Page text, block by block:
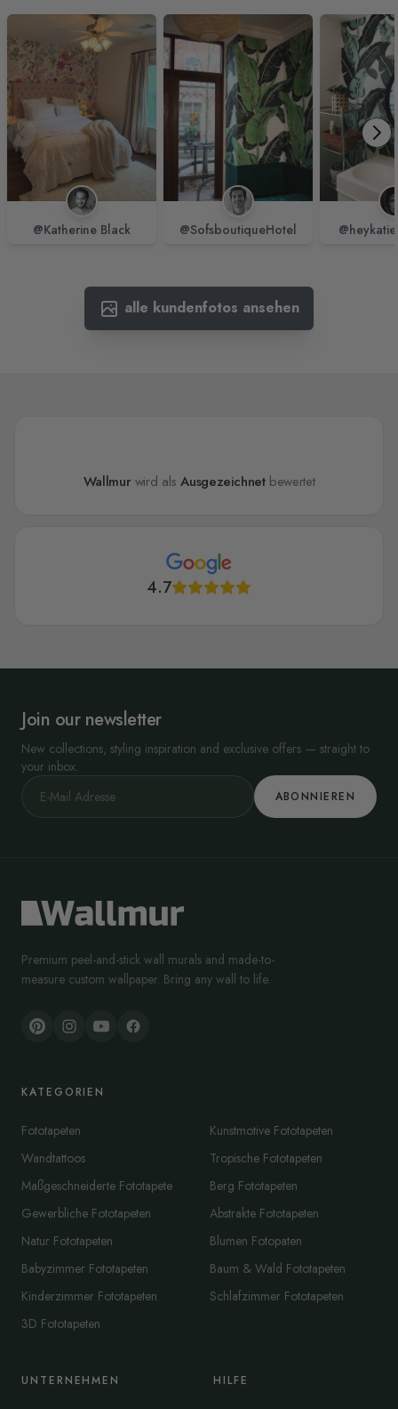
@Katherine Black @SofsboutiqueHotel
alle kundenfotos ansehen
Wallmur wird alsAusgezeichnetbewertet
4.7
Join our newsletter
New collections, styling inspiration and exclusive offers — straight to
your inbox.
ABONNIEREN
Premium peel-and-stick wall murals and made-to-
measure custom wallpaper. Bring any wall to life.
KATEGORIEN
Fototapeten
Wandtattoos
Maßgeschneiderte Fototapete
Gewerbliche Fototapeten
Natur Fototapeten
Babyzimmer Fototapeten
Kinderzimmer Fototapeten
3D Fototapeten
Kunstmotive Fototapeten
Tropische Fototapeten
Berg Fototapeten
Abstrakte Fototapeten
Blumen Fotopaten
Baum & Wald Fototapeten
Schlafzimmer Fototapeten
UNTERNEHMEN HILFE